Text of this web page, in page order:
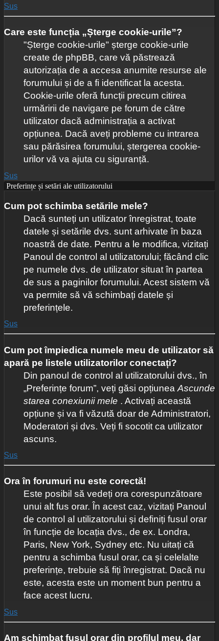
Sus
Care este funcția „Șterge cookie-urile”?
"Șterge cookie-urile" șterge cookie-urile
create de phpBB, care vă păstrează
autorizația de a accesa anumite resurse ale
forumului și de a fi identificat la acesta.
Cookie-urile oferă funcții precum citirea
urmăririi de navigare pe forum de către
utilizator dacă administrația a activat
opțiunea. Dacă aveți probleme cu intrarea
sau părăsirea forumului, ștergerea cookie-
urilor vă va ajuta cu siguranță.
Sus
Preferințe și setări ale utilizatorului
Cum pot schimba setările mele?
Dacă sunteți un utilizator înregistrat, toate
datele și setările dvs. sunt arhivate în baza
noastră de date. Pentru a le modifica, vizitați
Panoul de control al utilizatorului; făcând clic
pe numele dvs. de utilizator situat în partea
de sus a paginilor forumului. Acest sistem vă
va permite să vă schimbați datele și
preferințele.
Sus
Cum pot împiedica numele meu de utilizator să
apară pe listele utilizatorilor conectați?
Din panoul de control al utilizatorului dvs., în
„Preferințe forum”, veți găsi opțiunea Ascunde
starea conexiunii mele . Activați această
opțiune și va fi văzută doar de Administratori,
Moderatori și dvs. Veți fi socotit ca utilizator
ascuns.
Sus
Ora în forumuri nu este corectă!
Este posibil să vedeți ora corespunzătoare
unui alt fus orar. În acest caz, vizitați Panoul
de control al utilizatorului și definiți fusul orar
în funcție de locația dvs., de ex. Londra,
Paris, New York, Sydney etc. Nu uitați că
pentru a schimba fusul orar, ca și celelalte
preferințe, trebuie să fiți înregistrat. Dacă nu
este, acesta este un moment bun pentru a
face acest lucru.
Sus
Am schimbat fusul orar din profilul meu, dar